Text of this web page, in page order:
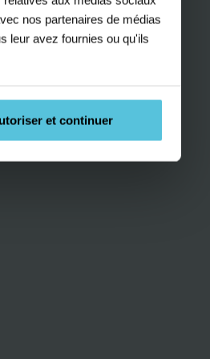
nos partenaires de médias
leur avez fournies ou qu'ils
et continuer